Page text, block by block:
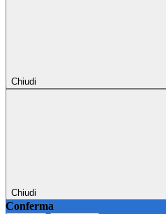
Chiudi
Chiudi
Conferma